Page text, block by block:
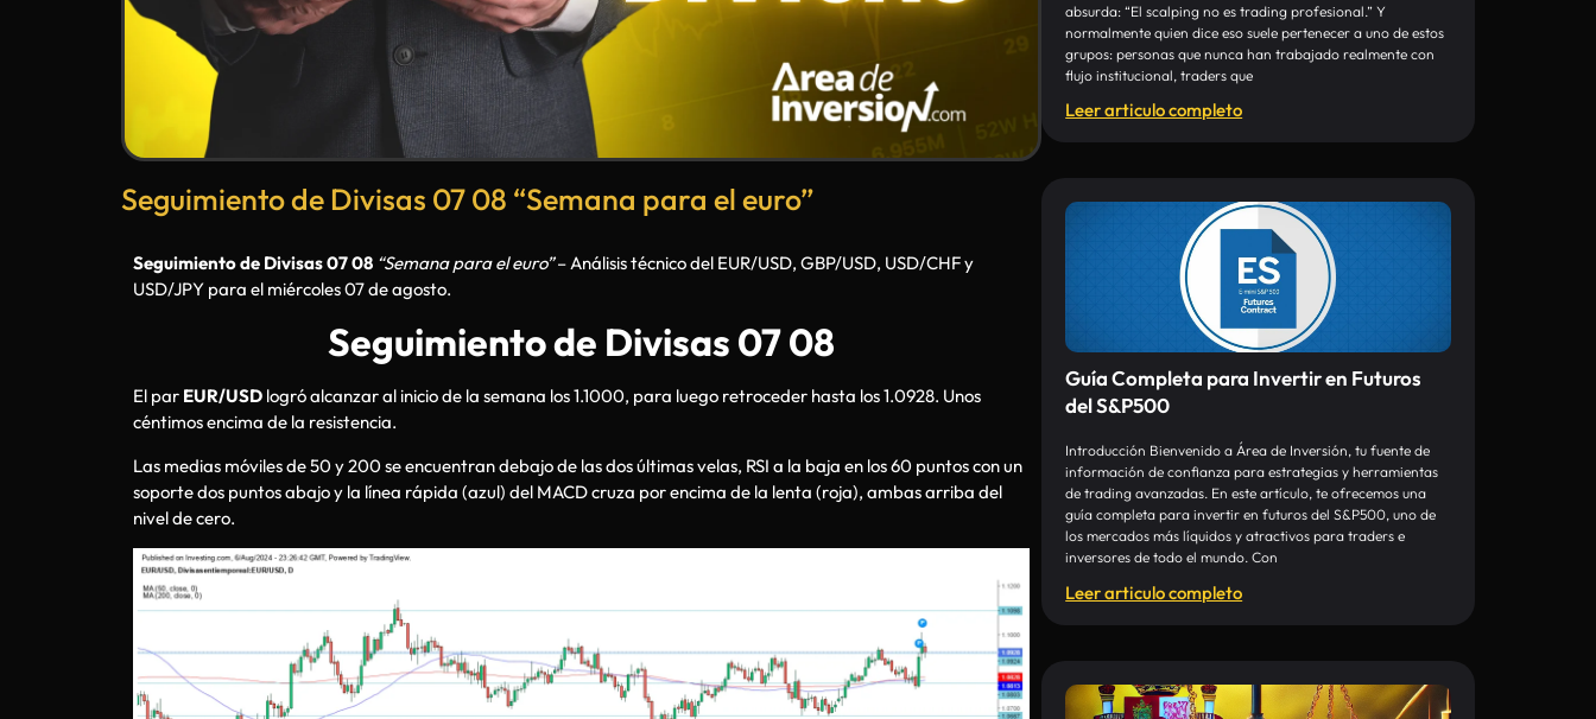
Seguimiento de Divisas 07 08 “Semana para el euro”
Seguimiento de Divisas 07 08 “Semana para el euro”– Análisis técnico del EUR/USD, GBP/USD, USD/CHF y
USD/JPY para el miércoles 07 de agosto.
Seguimiento de Divisas 07 08
El par EUR/USD logró alcanzar al inicio de la semana los 1.1000, para luego retroceder hasta los 1.0928. Unos
céntimos encima de la resistencia.
Las medias móviles de 50 y 200 se encuentran debajo de las dos últimas velas, RSI a la baja en los 60 puntos con un
soporte dos puntos abajo y la línea rápida (azul) del MACD cruza por encima de la lenta (roja), ambas arriba del
nivel de cero.
absurda: “El scalping no es trading profesional.” Y
normalmente quien dice eso suele pertenecer a uno de estos
grupos: personas que nunca han trabajado realmente con
flujo institucional, traders que
Leer articulo completo
Guía Completa para Invertir en Futuros
del S&P500
Introducción Bienvenido a Área de Inversión, tu fuente de
información de confianza para estrategias y herramientas
de trading avanzadas. En este artículo, te ofrecemos una
guía completa para invertir en futuros del S&P500, uno de
los mercados más líquidos y atractivos para traders e
inversores de todo el mundo. Con
Leer articulo completo